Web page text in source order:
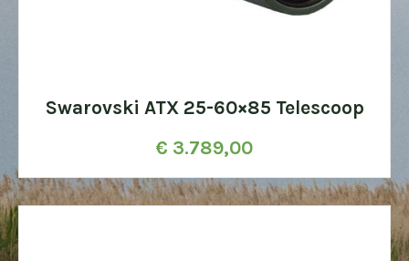
Swarovski ATX 25-60×85 Telescoop
€ 3.789,00